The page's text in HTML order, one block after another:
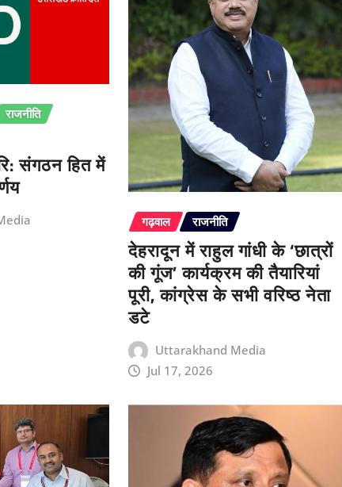
राजनीति
संगठन हित में
गढ़वाल राजनीति
देहरादून में राहुल गांधी के ‘छात्रों
की गूंज’ कार्यक्रम की तैयारियां
पूरी, कांग्रेस के सभी वरिष्ठ नेता
डटे
Uttarakhand Media
Jul 17, 2026